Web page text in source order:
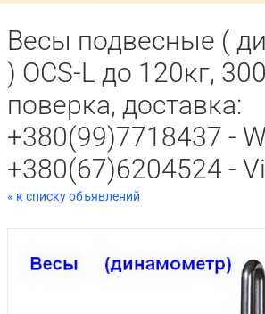
Весы подвесные (
) OCS-L до 120кг,
поверка, доставка:
+380(99)7718437 -
+380(67)6204524 -
« к списку объявлений